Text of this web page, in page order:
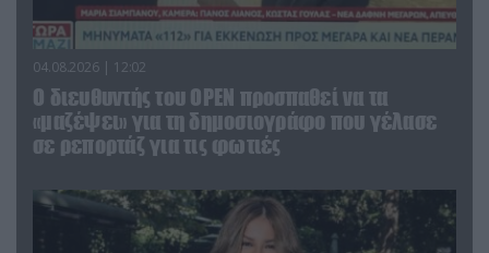
04.08.2026 | 12:02
O διευθυντής του OPEN προσπαθεί να τα
«μαζέψει» για τη δημοσιογράφο που γέλασε
σε ρεπορτάζ για τις φωτιές